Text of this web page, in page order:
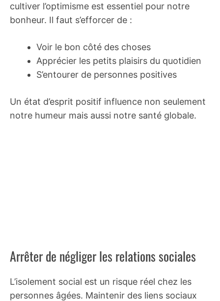
cultiver l’optimisme est essentiel pour notre
bonheur. Il faut s’efforcer de :
Voir le bon côté des choses
Apprécier les petits plaisirs du quotidien
S’entourer de personnes positives
Un état d’esprit positif influence non seulement
notre humeur mais aussi notre santé globale.
Arrêter de négliger les relations sociales
L’isolement social est un risque réel chez les
personnes âgées. Maintenir des liens sociaux